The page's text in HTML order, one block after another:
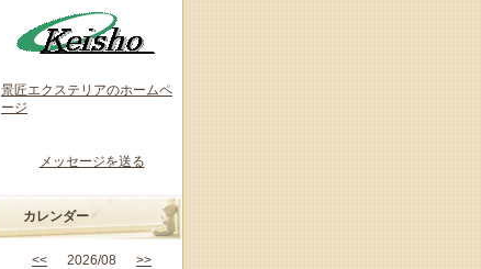
景匠エクステリアのホームペ
ージ
メッセージを送る
カレンダー
<< 2026/08 >>